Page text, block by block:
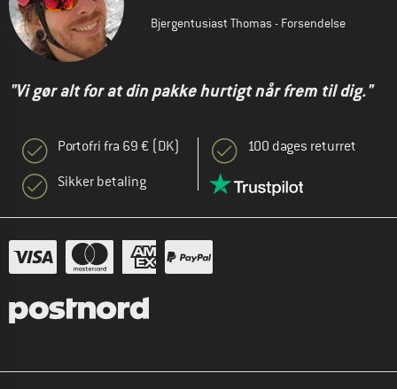
Bjergentusiast Thomas - Forsendelse
"Vi gør alt for at din pakke hurtigt når frem til dig."
Portofri fra 69 € (DK)
Sikker betaling
100 dages returret